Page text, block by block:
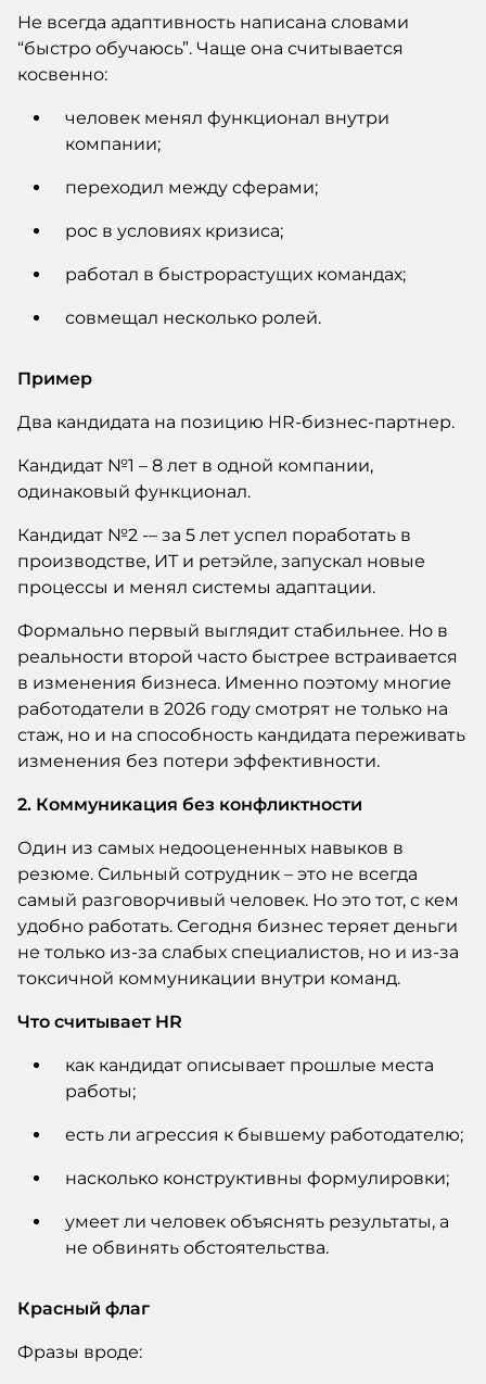
Не всегда адаптивность написана словами
“быстро обучаюсь”. Чаще она считывается
косвенно:
человек менял функционал внутри
компании;
переходил между сферами;
рос в условиях кризиса;
работал в быстрорастущих командах;
совмещал несколько ролей.
Пример
Два кандидата на позицию HR-бизнес-партнер.
Кандидат №1 – 8 лет в одной компании,
одинаковый функционал.
Кандидат №2 -– за 5 лет успел поработать в
производстве, ИТ и ретэйле, запускал новые
процессы и менял системы адаптации.
Формально первый выглядит стабильнее. Но в
реальности второй часто быстрее встраивается
в изменения бизнеса. Именно поэтому многие
работодатели в 2026 году смотрят не только на
стаж, но и на способность кандидата переживать
изменения без потери эффективности.
2. Коммуникация без конфликтности
Один из самых недооцененных навыков в
резюме. Сильный сотрудник – это не всегда
самый разговорчивый человек. Но это тот, с кем
удобно работать. Сегодня бизнес теряет деньги
не только из-за слабых специалистов, но и из-за
токсичной коммуникации внутри команд.
Что считывает HR
как кандидат описывает прошлые места
работы;
есть ли агрессия к бывшему работодателю;
насколько конструктивны формулировки;
умеет ли человек объяснять результаты, а
не обвинять обстоятельства.
Красный флаг
Фразы вроде: